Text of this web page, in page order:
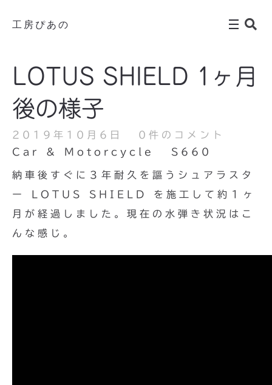
工房ぴあの
LOTUS SHIELD 1ヶ月
後の様子
2019年10月6日
0件のコメント
Car & Motorcycle
S660
納車後すぐに３年耐久を謳うシュアラスタ
ー LOTUS SHIELD を施工して約１ヶ
月が経過しました。現在の水弾き状況はこ
んな感じ。